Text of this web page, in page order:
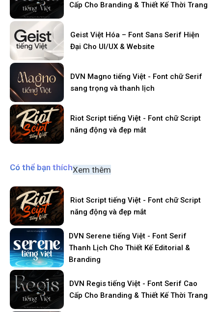
Cấp Cho Branding & Thiết Kế Thời Trang
Geist Việt Hóa – Font Sans Serif Hiện
Đại Cho UI/UX & Website
DVN Magno tiếng Việt - Font chữ Serif
sang trọng và thanh lịch
Riot Script tiếng Việt - Font chữ Script
năng động và đẹp mắt
Có thể bạn thíchXem thêm
Riot Script tiếng Việt - Font chữ Script
năng động và đẹp mắt
DVN Serene tiếng Việt - Font Serif
Thanh Lịch Cho Thiết Kế Editorial &
Branding
DVN Regis tiếng Việt - Font Serif Cao
Cấp Cho Branding & Thiết Kế Thời Trang